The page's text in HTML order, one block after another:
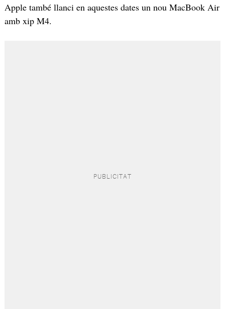
Apple també llanci en aquestes dates un nou MacBook Air
amb xip M4.